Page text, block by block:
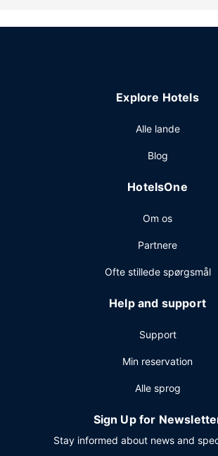
Explore Hotels
Alle lande
Blog
HotelsOne
Om os
Partnere
Ofte stillede spørgsmål
Help and support
Support
Min reservation
Alle sprog
Sign Up for
Stay informed about news and